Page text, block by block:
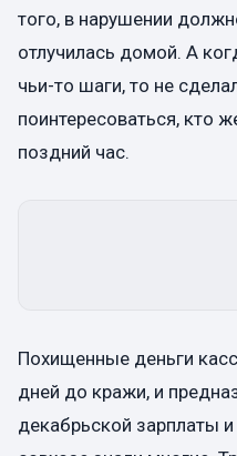
того, в нарушении
отлучилась домой. А
чьи-то шаги, то не
поинтересоваться, кто
поздний час.
Похищенные деньги
дней до кражи, и
декабрьской зарплаты